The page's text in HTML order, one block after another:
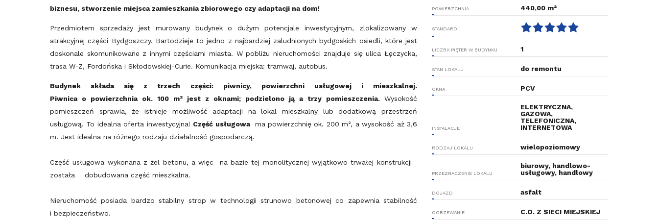
biznesu, stworzenie miejsca zamieszkania zbiorowego czy adaptacji na dom!
Przedmiotem sprzedaży jest murowany budynek o dużym potencjale inwestycyjnym, zlokalizowany w
atrakcyjnej części Bydgoszczy. Bartodzieje to jedno z najbardziej zaludnionych bydgoskich osiedli, które jest
doskonale skomunikowane z innymi częściami miasta. W pobliżu nieruchomości znajduje się ulica Łęczycka,
trasa W-Z, Fordońska i Skłodowskiej-Curie. Komunikacja miejska: tramwaj, autobus.
Budynek składa się z trzech części: piwnicy, powierzchni usługowej i mieszkalnej.
Piwnicao powierzchnia ok. 100 m² jest z oknami; podzielono ją a trzy pomieszczenia. Wysokość
pomieszczeń sprawia, że istnieje możliwość adaptacji na lokal mieszkalny lub dodatkową przestrzeń
usługową. To idealna oferta inwestycyjna! Część usługowa ma powierzchnię ok. 200 m², a wysokość aż 3,6
m. Jest idealna na różnego rodzaju działalność gospodarczą.
Część usługowa wykonana z żel betonu, a więc na bazie tej monolitycznej wyjątkowo trwałej konstrukcji
została dobudowana część mieszkalna.
Nieruchomość posiada bardzo stabilny strop w technologii strunowo betonowej co zapewnia stabilność
i bezpieczeństwo.
POWIERZCHNIA 440,00 m²
STANDARD
LICZBA PIĘTER W BUDYNKU 1
STAN LOKALU do remontu
OKNA PCV
INSTALACJE
ELEKTRYCZNA,
GAZOWA,
TELEFONICZNA,
INTERNETOWA
RODZAJ LOKALU wielopoziomowy
PRZEZNACZENIE LOKALU
biurowy, handlowo-
usługowy, handlowy
DOJAZD asfalt
OGRZEWANIE C.O. Z SIECI MIEJSKIEJ